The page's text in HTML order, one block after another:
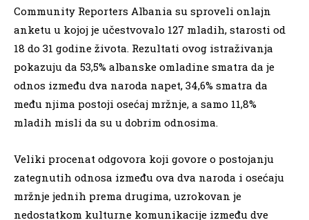
Community Reporters Albania su sproveli onlajn
anketu u kojoj je učestvovalo 127 mladih, starosti od
18 do 31 godine života. Rezultati ovog istraživanja
pokazuju da 53,5% albanske omladine smatra da je
odnos između dva naroda napet, 34,6% smatra da
među njima postoji osećaj mržnje, a samo 11,8%
mladih misli da su u dobrim odnosima.
Veliki procenat odgovora koji govore o postojanju
zategnutih odnosa između ova dva naroda i osećaju
mržnje jednih prema drugima, uzrokovan je
nedostatkom kulturne komunikacije između dve